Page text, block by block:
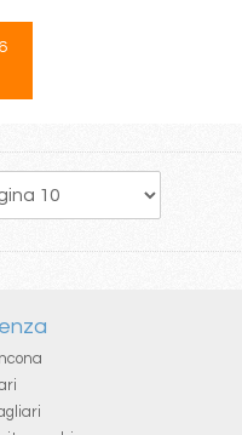
173 175